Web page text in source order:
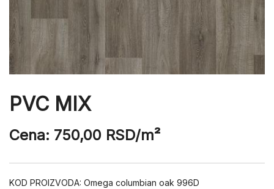
PVC MIX
Cena: 750,00 RSD/m²
KOD PROIZVODA: Omega columbian oak 996D